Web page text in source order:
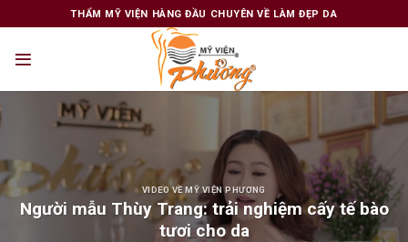
to
THẨM MỸ VIỆN HÀNG ĐẦU CHUYÊN VỀ LÀM ĐẸP DA
VIDEO VỀ MỸ VIỆN PHƯƠNG
Người mẫu Thùy Trang: trải nghiệm cấy tế bào
tươi cho da